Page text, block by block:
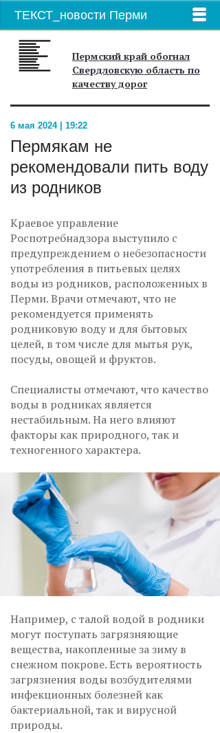
ТЕКСТ_новости Перми
Пермский край обогнал
Свердловскую область по
качеству дорог
6 мая 2024 | 19:22
Пермякам не
рекомендовали пить воду
из родников
Краевое управление
Роспотребнадзора выступило с
предупреждением о небезопасности
употребления в питьевых целях
воды из родников, расположенных в
Перми. Врачи отмечают, что не
рекомендуется применять
родниковую воду и для бытовых
целей, в том числе для мытья рук,
посуды, овощей и фруктов.
Специалисты отмечают, что качество
воды в родниках является
нестабильным. На него влияют
факторы как природного, так и
техногенного характера.
Например, с талой водой в родники
могут поступать загрязняющие
вещества, накопленные за зиму в
снежном покрове. Есть вероятность
загрязнения воды возбудителями
инфекционных болезней как
бактериальной, так и вирусной
природы.